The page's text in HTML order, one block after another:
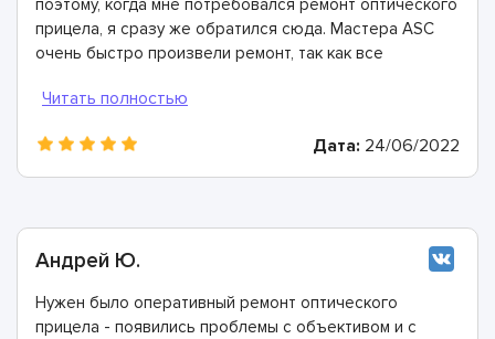
поэтому, когда мне потребовался ремонт оптического
прицела, я сразу же обратился сюда. Мастера ASC
очень быстро произвели ремонт, так как все
собственном складе.
Дата: 24/06/2022
Андрей Ю.
Нужен было оперативный ремонт оптического
прицела - появились проблемы с объективом и с